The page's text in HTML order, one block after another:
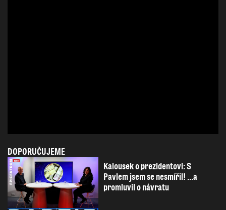
DOPORUČUJEME
Kalousek o prezidentovi: S
Pavlem jsem se nesmířil! ...a
promluvil o návratu